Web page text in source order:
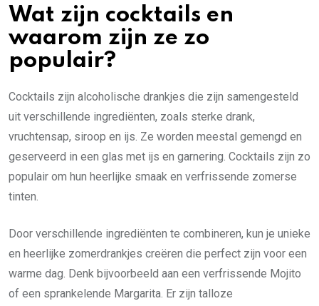
Wat zijn cocktails en
waarom zijn ze zo
populair?
Cocktails zijn alcoholische drankjes die zijn samengesteld
uit verschillende ingrediënten, zoals sterke drank,
vruchtensap, siroop en ijs. Ze worden meestal gemengd en
geserveerd in een glas met ijs en garnering. Cocktails zijn zo
populair om hun heerlijke smaak en verfrissende zomerse
tinten.
Door verschillende ingrediënten te combineren, kun je unieke
en heerlijke zomerdrankjes creëren die perfect zijn voor een
warme dag. Denk bijvoorbeeld aan een verfrissende Mojito
of een sprankelende Margarita. Er zijn talloze